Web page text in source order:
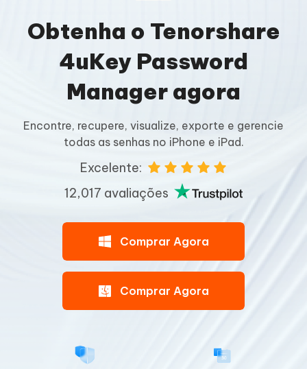
Obtenha o Tenorshare
4uKey Password
Manager agora
Encontre, recupere, visualize, exporte e gerencie
todas as senhas no iPhone e iPad.
Excelente:
12,017 avaliações
Comprar Agora
Comprar Agora